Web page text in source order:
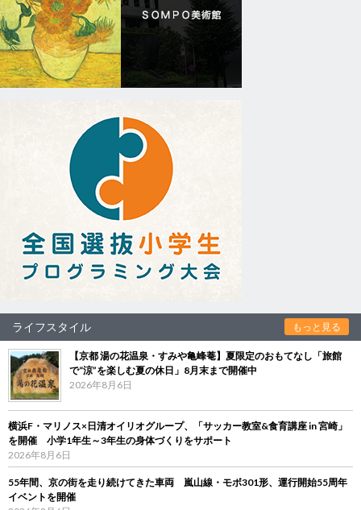
ライフスタイル もっと見る
【京都 湯の花温泉・すみや亀峰菴】夏限定のおもてなし「旅館
で“涼”を楽しむ夏の休日」8月末まで開催中
2026年8月6日
横浜F・マリノス×日清オイリオグループ、「サッカー教室&食育講座 in 宮崎」
を開催 小学1年生～3年生の身体づくりをサポート
2026年8月6日
55年間、京の街を走り続けてきた車両 嵐山線・モボ301形、運行開始55周年
イベントを開催